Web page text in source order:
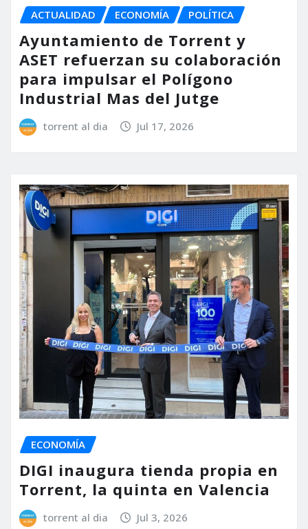
ACTUALIDAD ECONOMÍA POLÍTICA
Ayuntamiento de Torrent y
ASET refuerzan su colaboración
para impulsar el Polígono
Industrial Mas del Jutge
torrent al dia Jul 17, 2026
ECONOMÍA
DIGI inaugura tienda propia en
Torrent, la quinta en Valencia
torrent al dia Jul 3, 2026